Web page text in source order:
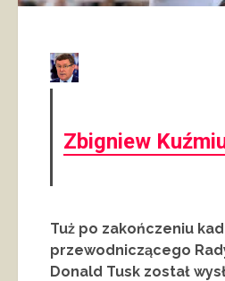
Zbigniew
Tuż po zakończeniu
przewodniczącego
Donald Tusk został